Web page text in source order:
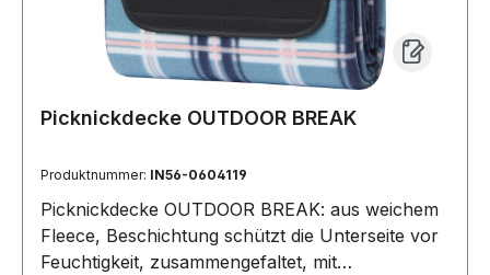
Picknickdecke OUTDOOR BREAK
Produktnummer: IN56-0604119
Picknickdecke OUTDOOR BREAK: aus weichem
Fleece, Beschichtung schützt die Unterseite vor
Feuchtigkeit, zusammengefaltet, mit